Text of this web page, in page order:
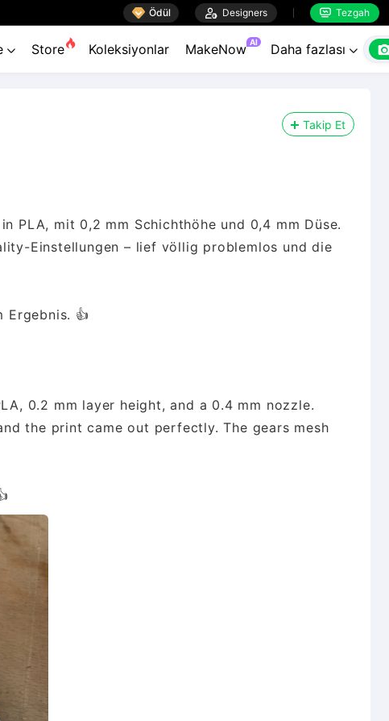
 Ödül  Designers  Tezgah
 Store Koleksiyonlar MakeNow AI Daha fazlası 
Takip Et
PLA, mit 0,2 mm Schichthöhe und 0,4 mm Düse.
Einstellungen – lief völlig problemlos und die
Ergebnis. 👍
0.2 mm layer height, and a 0.4 mm nozzle.
the print came out perfectly. The gears mesh